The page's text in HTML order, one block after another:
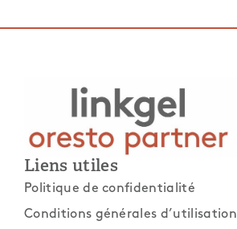
Liens utiles
Politique de confidentialité
Conditions générales d’utilisation